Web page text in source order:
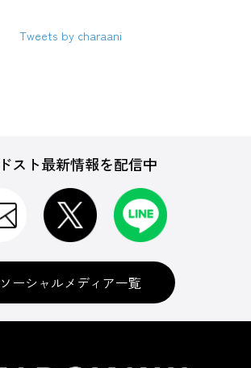
Tweets by charaani
スト最新情報を配信中
ソーシャルメディア一覧